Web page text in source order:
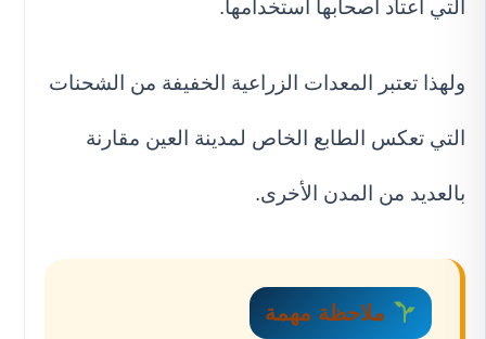
التي اعتاد أصحابها استخدامها.
ولهذا تعتبر المعدات الزراعية الخفيفة من الشحنات
التي تعكس الطابع الخاص لمدينة العين مقارنة
بالعديد من المدن الأخرى.
ملاحظة مهمة